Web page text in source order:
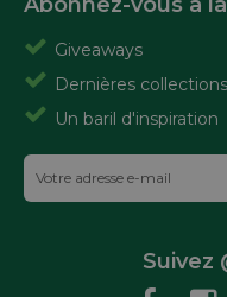
Giveaways
Dernières collections
Un baril d'inspiration
Suivez